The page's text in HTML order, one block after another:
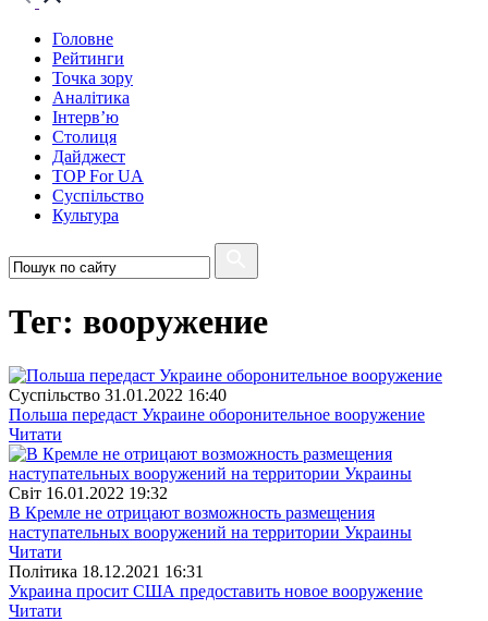
Головне
Рейтинги
Точка зору
Аналітика
Інтерв’ю
Столиця
Дайджест
TOP For UA
Суспiльство
Культура
Тег: вооружение
Суспiльство 31.01.2022 16:40
Польша передаст Украине оборонительное вооружение
Читати
Свiт 16.01.2022 19:32
В Кремле не отрицают возможность размещения
наступательных вооружений на территории Украины
Читати
Полiтика 18.12.2021 16:31
Украина просит США предоставить новое вооружение
Читати